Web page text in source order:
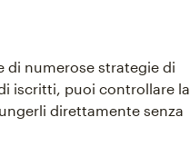
di numerose strategie di
iscritti, puoi controllare la
direttamente senza